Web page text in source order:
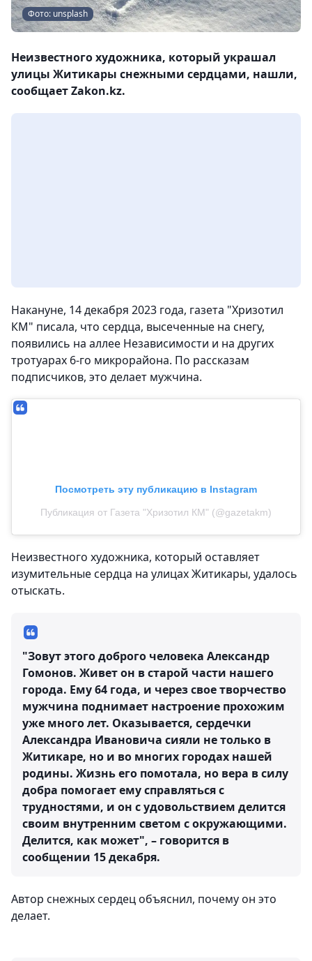
Фото: unsplash
Неизвестного художника, который украшал
улицы Житикары снежными сердцами, нашли,
сообщает Zakon.kz.
Накануне, 14 декабря 2023 года, газета "Хризотил
КМ" писала, что сердца, высеченные на снегу,
появились на аллее Независимости и на других
тротуарах 6-го микрорайона. По рассказам
подписчиков, это делает мужчина.
Посмотреть эту публикацию в Instagram
Публикация от Газета "Хризотил КМ" (@gazetakm)
Неизвестного художника, который оставляет
изумительные сердца на улицах Житикары, удалось
отыскать.
"Зовут этого доброго человека Александр
Гомонов. Живет он в старой части нашего
города. Ему 64 года, и через свое творчество
мужчина поднимает настроение прохожим
уже много лет. Оказывается, сердечки
Александра Ивановича сияли не только в
Житикаре, но и во многих городах нашей
родины. Жизнь его помотала, но вера в силу
добра помогает ему справляться с
трудностями, и он с удовольствием делится
своим внутренним светом с окружающими.
Делится, как может", – говорится в
сообщении 15 декабря.
Автор снежных сердец объяснил, почему он это
делает.